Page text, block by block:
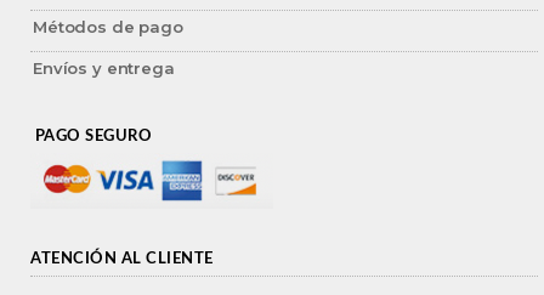
Métodos de pago
Envíos y entrega
PAGO SEGURO
ATENCIÓN AL CLIENTE